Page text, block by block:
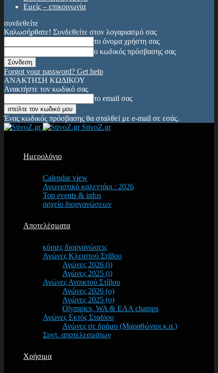
Εμείς – επικοινωνία
συνδεθείτε
Καλωσήρθατε! Συνδεθείτε στον λογαριασμό σας
το όνομα χρήστη σας
ο κωδικός πρόσβασης σας
Forgot your password? Get help
ΑΝΑΚΤΗΣΗ ΚΩΔΙΚΟΥ
Ανακτήστε τον κωδικό σας
το email σας
Ένας κωδικός πρόσβασης θα σταλθεί με e-mail σε εσάς.
StivoZ.gr
Ημερολόγιο
Calendar view
Αγωνιστικό καλεντάρι : 2026
Top events & infos
αρχείο διοργανώσεων
Αποτελέσματα
κύριες διοργανώσεις
Αγώνες Κλειστού Στίβου
Αγώνες 2026 (i)
Αγώνες 2025 (i)
Αγώνες Ανοικτού Στίβου
Αγώνες 2026 (o)
Αγώνες 2025 (o)
Olympics, WA & EAA champs
Αγώνες Εκτός Σταδίου
Αγώνες σε δρόμο (Μαραθώνιοι κ.α.)
Συντ. αποτελεσμάτων
Χρήσιμα